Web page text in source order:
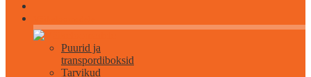
Puurid ja
transpordiboksid
Tarvikud